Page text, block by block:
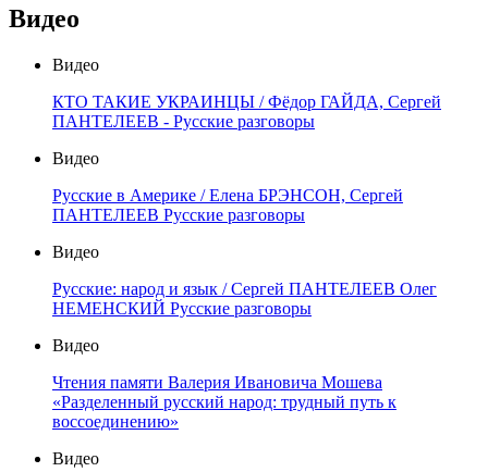
Видео
Видео
КТО ТАКИЕ УКРАИНЦЫ / Фёдор ГАЙДА, Сергей
ПАНТЕЛЕЕВ - Русские разговоры
Видео
Русские в Америке / Елена БРЭНСОН, Сергей
ПАНТЕЛЕЕВ Русские разговоры
Видео
Русские: народ и язык / Сергей ПАНТЕЛЕЕВ Олег
НЕМЕНСКИЙ Русские разговоры
Видео
Чтения памяти Валерия Ивановича Мошева
«Разделенный русский народ: трудный путь к
воссоединению»
Видео